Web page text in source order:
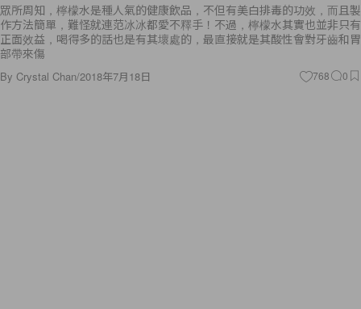
眾所周知，檸檬水是種人氣的健康飲品，不但有美白排毒的功效，而且製
作方法簡單，難怪就連范冰冰都愛不釋手！不過，檸檬水其實也並非只有
正面效益，喝得多的話也是有其壞處的，最直接就是其酸性會對牙齒和胃
部帶來傷
By Crystal Chan/2018年7月18日 768 0